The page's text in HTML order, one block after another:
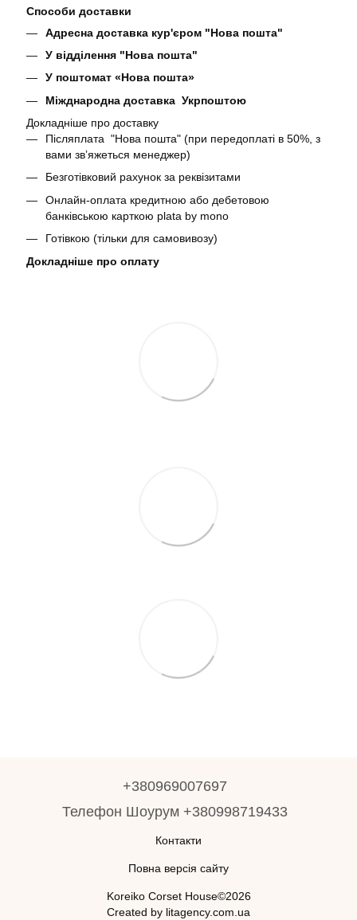
Способи доставки
Адресна доставка кур'єром "Нова пошта"
У відділення "Нова пошта"
У поштомат «Нова пошта»
Міжднародна доставка Укрпоштою
Докладніше про доставку
Післяплата "Нова пошта" (при передоплаті в 50%, з
вами звʼяжеться менеджер)
Безготівковий рахунок за реквізитами
Онлайн-оплата кредитною або дебетовою
банківською карткою plata by mono
Готівкою (тільки для самовивозу)
Докладніше про оплату
+380969007697
Телефон Шоурум +380998719433
Контакти
Повна версія сайту
Koreiko Corset House©2026
Created by litagency.com.ua